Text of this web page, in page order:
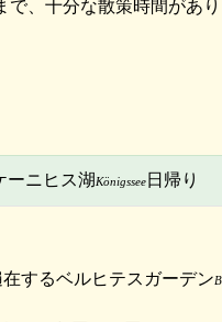
、十分な散策時間があり
ーニヒス湖 Königssee 日帰り
するベルヒテスガーデン